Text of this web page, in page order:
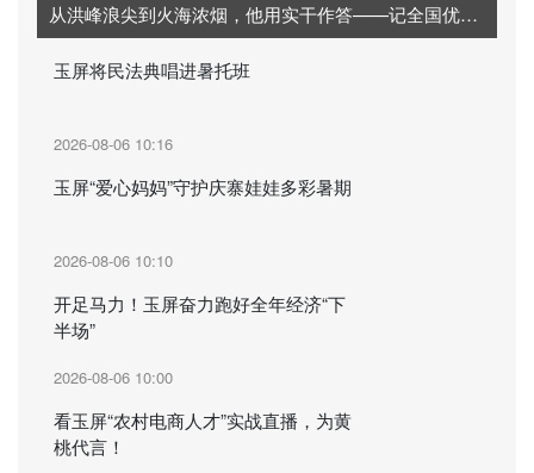
从洪峰浪尖到火海浓烟，他用实干作答——记全国优秀共青团干部徐昭阳
玉屏将民法典唱进暑托班
2026-08-06 10:16
玉屏“爱心妈妈”守护庆寨娃娃多彩暑期
2026-08-06 10:10
开足马力！玉屏奋力跑好全年经济“下
半场”
2026-08-06 10:00
看玉屏“农村电商人才”实战直播，为黄
桃代言！